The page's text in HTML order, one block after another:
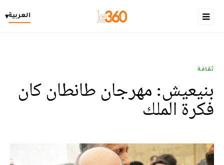
العربية▾
ثقافة
بنيعيش: مهرجان طانطان كان
فكرة الملك